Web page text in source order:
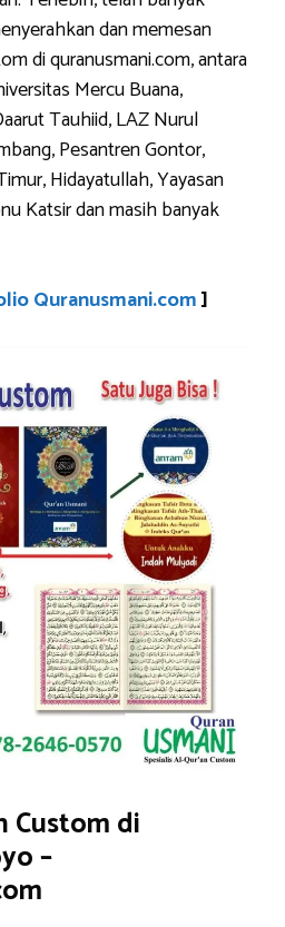
dan memesan
di quranusmani.com, antara
Mercu Buana,
Tauhiid, LAZ Nurul
Pesantren Gontor,
Hidayatullah, Yayasan
Katsir dan masih banyak
Quranusmani.com]
Custom di
–